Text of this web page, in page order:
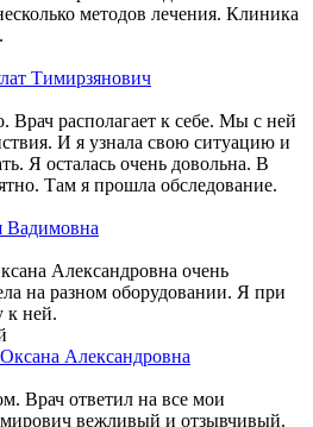
методов лечения. Клиника
Тимирзянович
располагает к себе. Мы с ней
И я узнала свою ситуацию и
Я осталась очень довольна. В
Там я прошла обследование.
Вадимовна
Александровна очень
на разном оборудовании. Я при
к ней.
Александровна
Врач ответил на все мои
вежливый и отзывчивый.